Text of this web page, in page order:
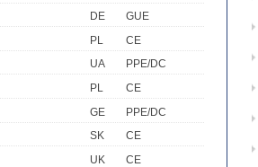
DE
GUE
PL
CE
UA
PPE/DC
PL
CE
GE
PPE/DC
SK
CE
UK
CE